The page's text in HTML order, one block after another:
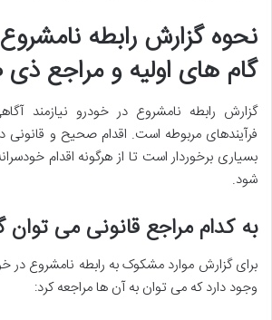
نحوه گزارش رابطه
گام های اولیه و مراجع
گزارش رابطه نامشروع در خودرو نیازمند
فرآیندهای مربوطه است. اقدام صحیح و قانونی
بسیاری برخوردار است تا از هرگونه اقدام
شود.
به کدام مراجع قانونی می توان
برای گزارش موارد مشکوک به رابطه نامشروع در
وجود دارد که می توان به آن ها مراجعه کرد: